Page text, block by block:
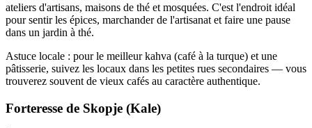
ateliers d'artisans, maisons de thé et mosquées. C'est l'endroit idéal
pour sentir les épices, marchander de l'artisanat et faire une pause
dans un jardin à thé.
Astuce locale : pour le meilleur kahva (café à la turque) et une
pâtisserie, suivez les locaux dans les petites rues secondaires — vous
trouverez souvent de vieux cafés au caractère authentique.
Forteresse de Skopje (Kale)